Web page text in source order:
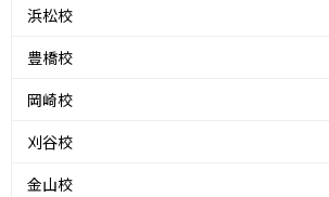
浜松校
豊橋校
岡崎校
刈谷校
金山校